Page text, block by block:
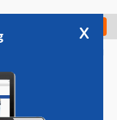
Check in
x